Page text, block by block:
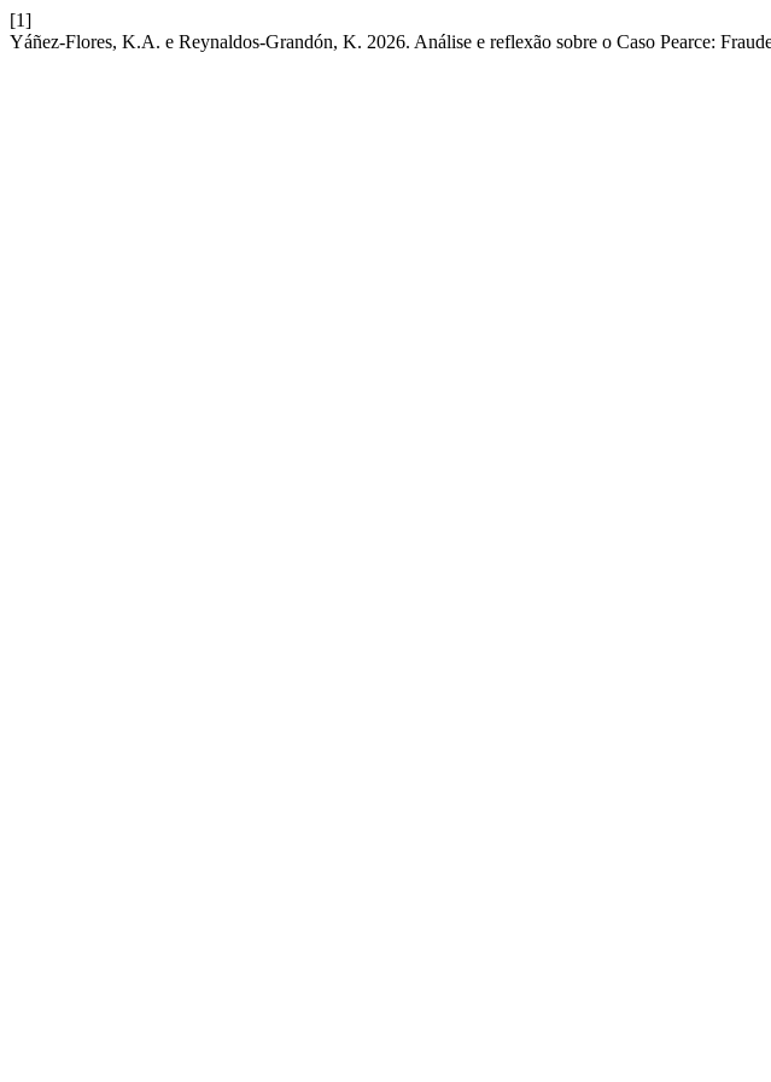
[1]
Yáñez-Flores, K.A. e Reynaldos-Grandón, K. 2026. Análise e reflexão sobre o Caso Pearce: